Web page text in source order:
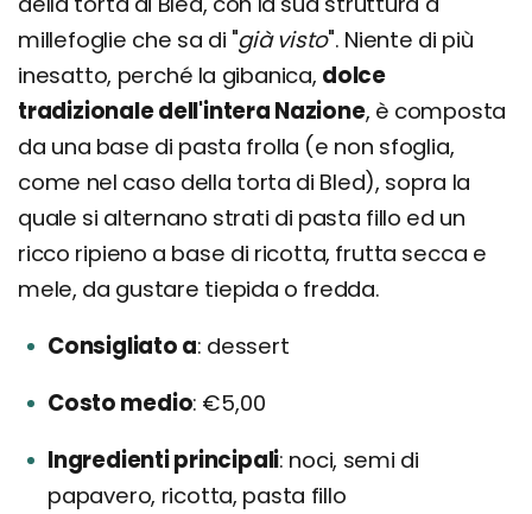
millefoglie che sa di "già visto". Niente di più
inesatto, perché la gibanica, dolce
tradizionale dell'intera Nazione, è composta
da una base di pasta frolla (e non sfoglia,
come nel caso della torta di Bled), sopra la
quale si alternano strati di pasta fillo ed un
ricco ripieno a base di ricotta, frutta secca e
mele, da gustare tiepida o fredda.
Consigliato a dessert
Costo medio €5,00
Ingredienti principali noci, semi di
papavero, ricotta, pasta fillo